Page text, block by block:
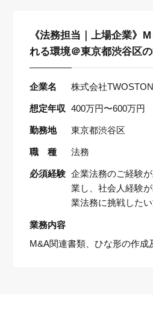
《法務担当｜上場企業》
れる環境＠東京都渋谷区
企業名 株式会社
想定年収 400万円〜600万円
勤務地 東京都渋谷区
職 種 法務
必須経験 企業法務のご経験
業し、社会人経験
業法務に挑戦した
業務内容
M&A関連書類、ひな形の作成